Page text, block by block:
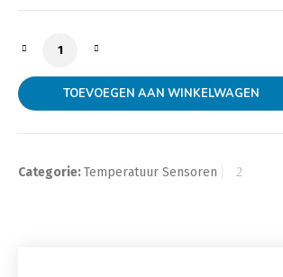
VDO sensor 1/8Npt 150 graden
TOEVOEGEN AAN WINKELWAGEN
Categorie:Temperatuur Sensoren